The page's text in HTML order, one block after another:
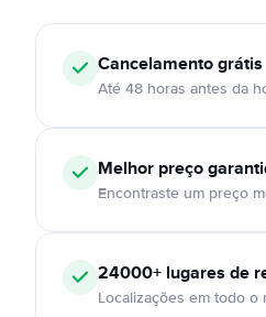
Cancelamentográtis
Até 48 horas antes da
Melhor preço
Encontraste um preço
24000+ lugares de
Localizações em todo o